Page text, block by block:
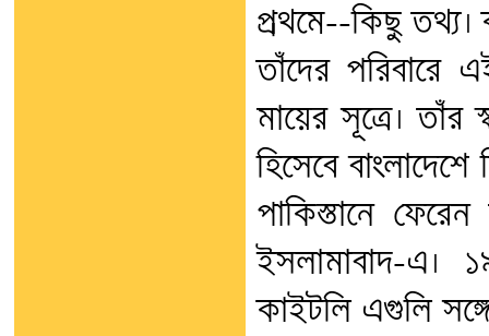
প্রথমে--কিছু তথ্য।
তাঁদের পরিবারে
মায়ের সূত্রে। তাঁর
হিসেবে
পাকিস্তানে
ইসলামাবাদ-এ।
কাইটলি এগুলি